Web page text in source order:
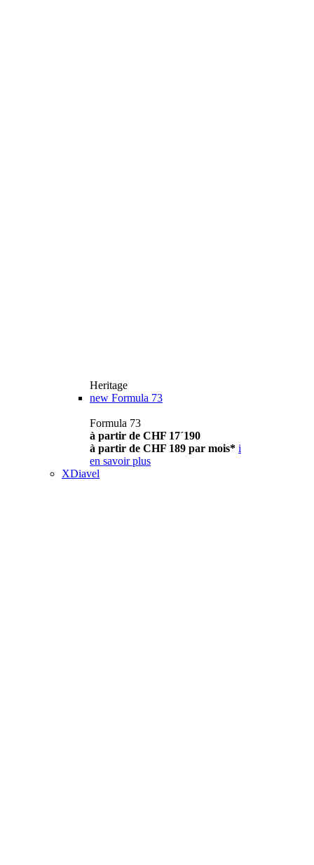
Heritage
new Formula 73
Formula 73
à partir de CHF 17´190
à partir de CHF 189 par mois* i
en savoir plus
XDiavel